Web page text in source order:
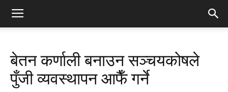
बेतन कर्णाली बनाउन सञ्चयकोषले
पुँजी व्यवस्थापन आफैँ गर्ने